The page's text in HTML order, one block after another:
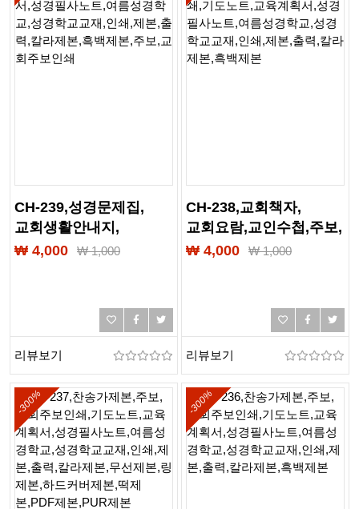
CH-239,성경문제집,
교회생활안내지,
기도노트,교육계획서,
성경학교교재,인쇄,제본,
출력,칼라제본,흑백제본,
주보,교회주보인쇄
₩ 4,000 ₩1,000
리뷰보기
CH-238,교회책자,
교회요람,교인수첩,주보,
교회주보인쇄,기도노트,
여름성경학교,
성경학교교재,인쇄,제본,
출력,칼라제본,흑백제본
₩ 4,000 ₩1,000
리뷰보기
-300% -300%